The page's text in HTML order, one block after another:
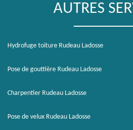
AUTRES
Hydrofuge toiture Rudeau Ladosse
Pose de gouttière Rudeau Ladosse
Charpentier Rudeau Ladosse
Pose de velux Rudeau Ladosse